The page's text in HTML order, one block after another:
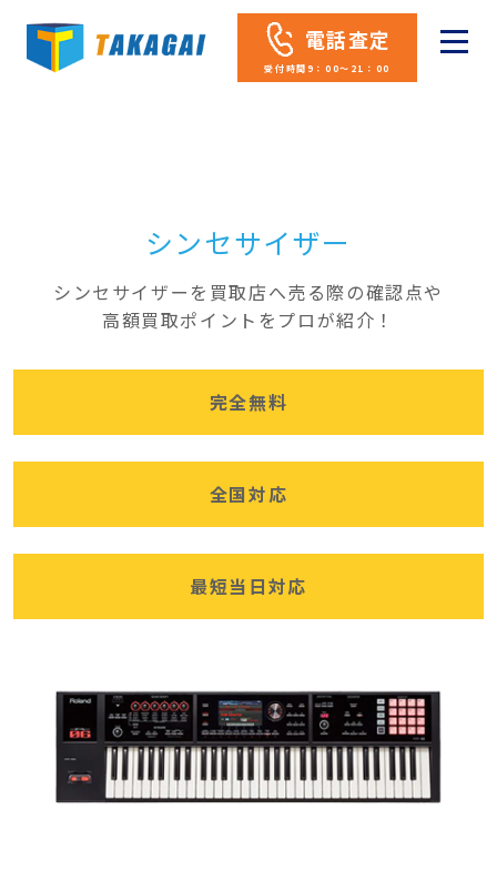
電話査定
受付時間9：00～21：00
シンセサイザー
シンセサイザーを買取店へ売る際の確認点や
高額買取ポイントをプロが紹介！
完全無料
全国対応
最短当日対応